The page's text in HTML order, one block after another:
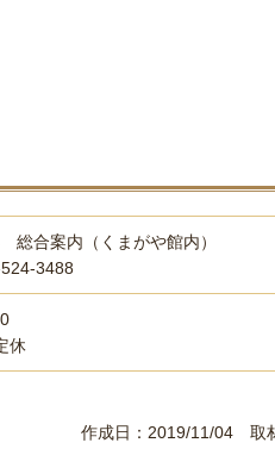
総合案内（くまがや館内）
3488
休
作成日：2019/11/04 取